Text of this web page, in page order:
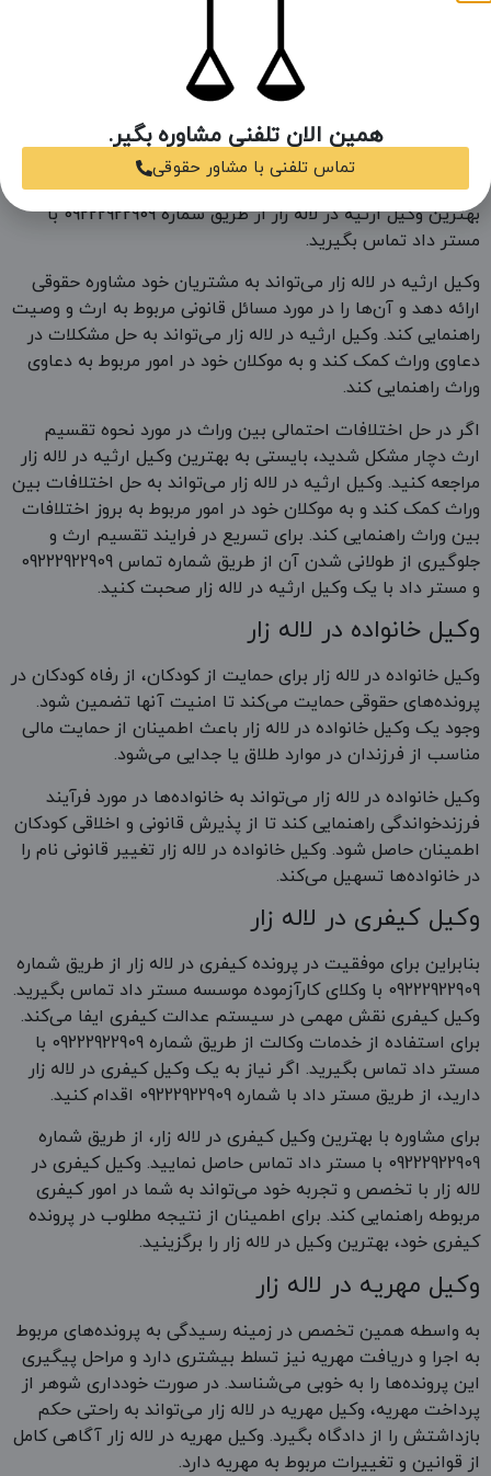
مانند جمع‌آوری مدارک و شواهد، استعلام از مراجع ذیربط،
شما می‌توانید برای یافتن بهترین وکیل ارثیه در لاله زار از طریق
شماره 09222922909 با مستر داد تماس بگیرید. جهت مشاوره با
بهترین وکیل ارثیه در لاله زار از طریق شماره 09222922909 با
مستر داد تماس بگیرید.
وکیل ارثیه در لاله زار می‌تواند به مشتریان خود مشاوره حقوقی
ارائه دهد و آن‌ها را در مورد مسائل قانونی مربوط به ارث و وصیت
راهنمایی کند. وکیل ارثیه در لاله زار می‌تواند به حل مشکلات در
دعاوی وراث کمک کند و به موکلان خود در امور مربوط به دعاوی
وراث راهنمایی کند.
اگر در حل اختلافات احتمالی بین وراث در مورد نحوه تقسیم
ارث دچار مشکل شدید، بایستی به بهترین وکیل ارثیه در لاله زار
مراجعه کنید. وکیل ارثیه در لاله زار می‌تواند به حل اختلافات بین
وراث کمک کند و به موکلان خود در امور مربوط به بروز اختلافات
بین وراث راهنمایی کند. برای تسریع در فرایند تقسیم ارث و
جلوگیری از طولانی شدن آن از طریق شماره تماس 09222922909
و مستر داد با یک وکیل ارثیه در لاله زار صحبت کنید.
وکیل خانواده در لاله زار
وکیل خانواده در لاله زار برای حمایت از کودکان، از رفاه کودکان در
پرونده‌های حقوقی حمایت می‌کند تا امنیت آنها تضمین شود.
وجود یک وکیل خانواده در لاله زار باعث اطمینان از حمایت مالی
مناسب از فرزندان در موارد طلاق یا جدایی می‌شود.
وکیل خانواده در لاله زار می‌تواند به خانواده‌ها در مورد فرآیند
فرزندخواندگی راهنمایی کند تا از پذیرش قانونی و اخلاقی کودکان
اطمینان حاصل شود. وکیل خانواده در لاله زار تغییر قانونی نام را
در خانواده‌ها تسهیل می‌کند.
وکیل کیفری در لاله زار
بنابراین برای موفقیت در پرونده کیفری در لاله زار از طریق شماره
09222922909 با وکلای کارآزموده موسسه مستر داد تماس بگیرید.
وکیل کیفری نقش مهمی در سیستم عدالت کیفری ایفا می‌کند.
برای استفاده از خدمات وکالت از طریق شماره 09222922909 با
مستر داد تماس بگیرید. اگر نیاز به یک وکیل کیفری در لاله زار
دارید، از طریق مستر داد با شماره 09222922909 اقدام کنید.
برای مشاوره با بهترین وکیل کیفری در لاله زار، از طریق شماره
09222922909 با مستر داد تماس حاصل نمایید. وکیل کیفری در
لاله زار با تخصص و تجربه خود می‌تواند به شما در امور کیفری
مربوطه راهنمایی کند. برای اطمینان از نتیجه مطلوب در پرونده
کیفری خود، بهترین وکیل در لاله زار را برگزینید.
وکیل مهریه در لاله زار
به واسطه همین تخصص در زمینه رسیدگی به پرونده‌های مربوط
به اجرا و دریافت مهریه نیز تسلط بیشتری دارد و مراحل پیگیری
این پرونده‌ها را به خوبی می‌شناسد. در صورت خودداری شوهر از
پرداخت مهریه، وکیل مهریه در لاله زار می‌تواند به راحتی حکم
بازداشتش را از دادگاه بگیرد. وکیل مهریه در لاله زار آگاهی کامل
از قوانین و تغییرات مربوط به مهریه دارد.
همین الان تلفنی مشاوره بگیر.
تماس تلفنی با مشاور حقوقی